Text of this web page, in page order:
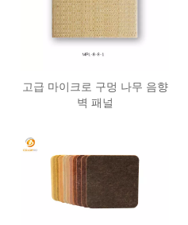
고급 마이크로 구멍 나무 음향
벽 패널